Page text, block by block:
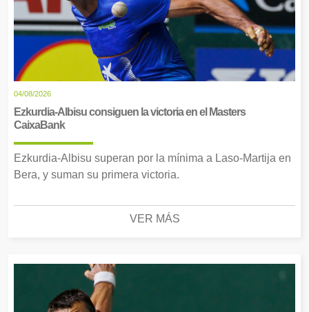
04/08/2026
Ezkurdia-Albisu consiguen la victoria en el Masters
CaixaBank
Ezkurdia-Albisu superan por la mínima a Laso-Martija en
Bera, y suman su primera victoria.
VER MÁS